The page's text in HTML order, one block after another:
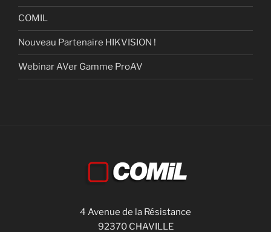
COMIL
Nouveau Partenaire HIKVISION !
Webinar AVer Gamme ProAV
4 Avenue de la Résistance
92370 CHAVILLE